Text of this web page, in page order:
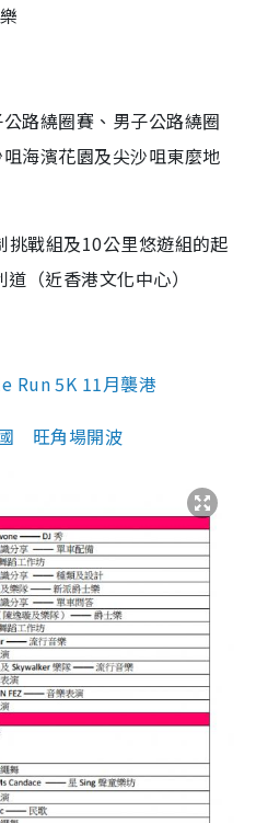
路繞圈賽、男子公路繞圈
海濱花園及尖沙咀東麼地
戰組及10公里悠遊組的起
（近香港文化中心）
Run 5K 11月襲港
旺角場開波